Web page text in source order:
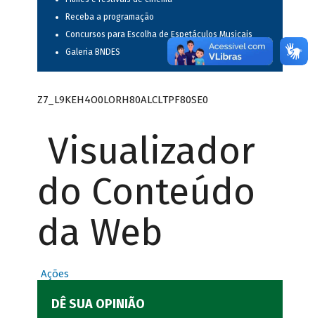
Receba a programação
Concursos para Escolha de Espetáculos Musicais
Galeria BNDES
Z7_L9KEH4O0LORH80ALCLTPF80SE0
Visualizador
do Conteúdo
da Web
Ações
DÊ SUA OPINIÃO